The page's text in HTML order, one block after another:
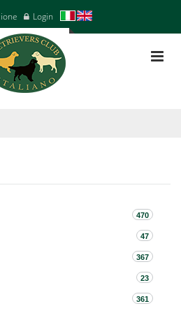
Login
470
47
367
23
361